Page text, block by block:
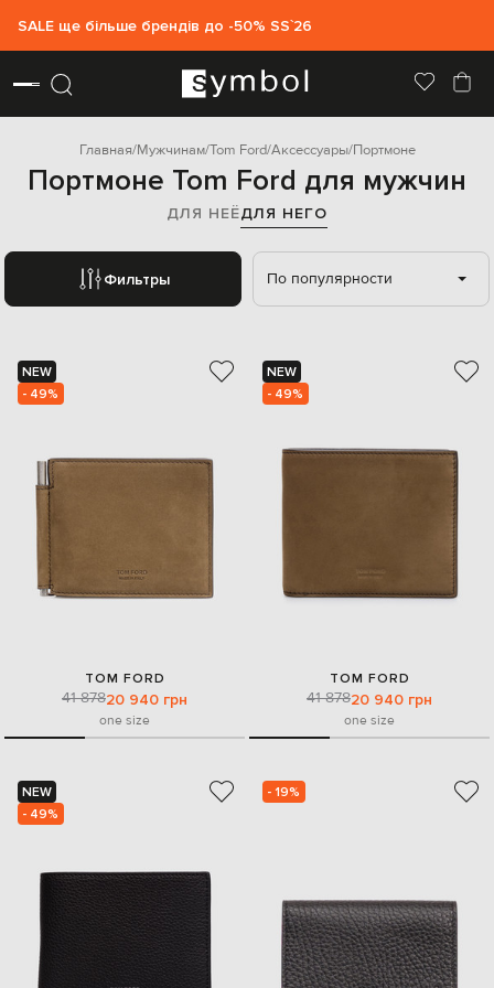
SALE ще більше брендів до -50% SS`26
Главная Мужчинам Tom Ford Аксессуары Портмоне
Портмоне Tom Ford для мужчин
ДЛЯ НЕЁДЛЯ НЕГО
Фильтры По популярности
NEW
- 49%
TOM FORD
41 87820 940 грн
one size
NEW
- 49%
TOM FORD
41 87820 940 грн
one size
NEW
- 49%
- 19%